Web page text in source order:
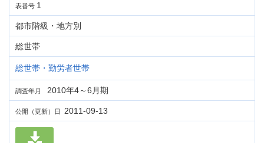
表番号 1
都市階級・地方別
総世帯
総世帯・勤労者世帯
調査年月 2010年4～6月期
公開（更新）日 2011-09-13